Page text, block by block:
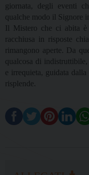
giornata, degli eventi
qualche modo il Signore
Il Mistero che ci abita è
racchiusa in risposte
rimangono aperte. Da
qualcosa di
e irrequieta, guidata
risplende.